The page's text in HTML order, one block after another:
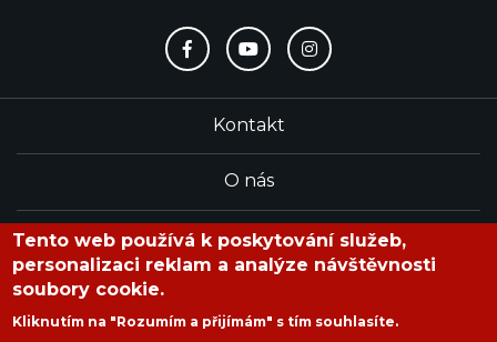
Kontakt
O nás
Redakce
Tento web používá k poskytování služeb,
personalizaci reklam a analýze návštěvnosti
soubory cookie.
Kliknutím na "Rozumím a přijímám" s tím souhlasíte.